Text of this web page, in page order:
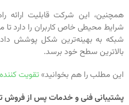
همچنین، این شرکت قابلیت ارائه
شرایط محیطی خاص کاربران را دارد
شبکه به بهینه‌ترین شکل پوشش
بالاترین سطح خود برسد.
این مطلب را هم بخوانید» تقویت
پشتیبانی فنی و خدمات پس از